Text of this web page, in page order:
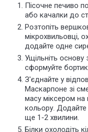
Пісочне печиво
або качалки до
Розтопіть
мікрохвильовці,
додайте одне
Ущільніть основу
сформуйте
З'єднайте у
Маскарпоне зі
масу міксером на
кольору. Додайте
ще 1-2 хвилини.
Білки охолодіть